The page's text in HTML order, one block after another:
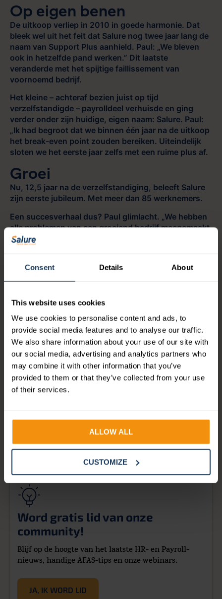
Consent Details About
This website uses cookies
We use cookies to personalise content and ads, to
provide social media features and to analyse our traffic.
We also share information about your use of our site with
our social media, advertising and analytics partners who
may combine it with other information that you’ve
provided to them or that they’ve collected from your use
of their services.
ALLOW ALL
CUSTOMIZE
Op eigen benen
De uitkoop verliep in 2010 in goede harmonie. Dat
bleek wel uit het feit dat Salure nog twee jaar lang de
naam van Support Plus aanhield. Paul: „We bleven
ook in hetzelfde pand werken.” Dit laatste
veranderde met het spijtige faillissement van
voornoemd bedrijf.
Het kleine – achteraf bezien juist op tijd
verzelfstandigde – payrolldeel verhuisde en ging
verder onder zijn huidige, eigen naam: Salure. Paul:
„Ik had begroot dat we binnen één jaar na de uitkoop
het break-even point zouden bereiken. Uiteindelijk
sloten we het eerste jaar zelfs met een ruime plus af.
Groei
Nu, 12,5 jaar na de verzelfstandiging, beleeft Salure
zijn eerste jubileum. Met meer dan 85 werknemers.
Een succesverhaal dus? Paul glimlacht. „We hebben
alle problemen van een groeiend bedrijf meegemaakt.
We hebben ons vergist in sollicitanten, vervelende
redenen noemen waarom je geen bedrijf zou moeten
starten.”
Jaco knikt. Maar lachend maken beiden de al vaker
vijfentwintig redenen waarom je dat wél zou moeten
doen.”
Bekijk hier het interview van Merel Westrik met Paul
en Jaco tijdens CIT2022:
Word gratis lid van onze
community!
Blijf op de hoogte van het laatste HR- en Payroll-
nieuws, handige AFAS-tips en onze webinars.
JA, IK WORD LID